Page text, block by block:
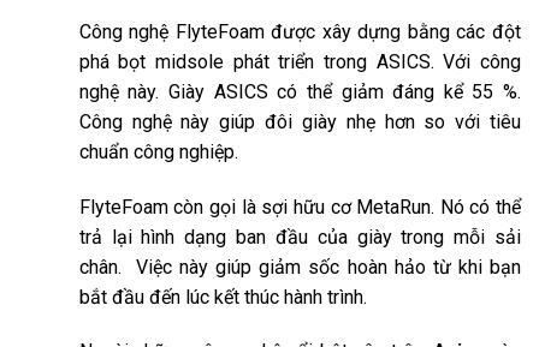
Công nghệ FlyteFoam được xây dựng bằng các đột
phá bọt midsole phát triển trong ASICS. Với công
nghệ này. Giày ASICS có thể giảm đáng kể 55 %.
Công nghệ này giúp đôi giày nhẹ hơn so với tiêu
chuẩn công nghiệp.
FlyteFoam còn gọi là sợi hữu cơ MetaRun. Nó có thể
trả lại hình dạng ban đầu của giày trong mỗi sải
chân. Việc này giúp giảm sốc hoàn hảo từ khi bạn
bắt đầu đến lúc kết thúc hành trình.